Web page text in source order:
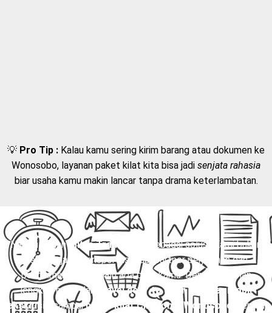
💡 Pro Tip : Kalau kamu sering kirim barang atau dokumen ke
Wonosobo, layanan paket kilat kita bisa jadi senjata rahasia
biar usaha kamu makin lancar tanpa drama keterlambatan.
Nah, di sinilah Mitra Trans
hadir sebagai solusi. Kami bukan
sekadar jasa transportasi, tapi partner perjalanan dan
pengiriman yang selalu ada buat kamu. Dengan layanan
lengkap mulai dari
travel door to door,
charter mobil
eksklusif
, sampaipaket kilat Cirebon – Wonosobo
, semua